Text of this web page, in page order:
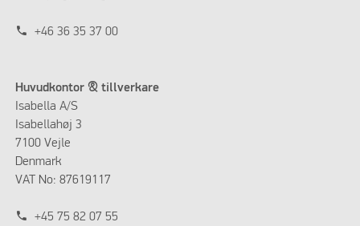
KÖK BASIC PLUS
phone +46 36 35 37 00
Huvudkontor & tillverkare
Isabella A/S
Isabellahøj 3
7100 Vejle
Denmark
VAT No: 87619117
phone +45 75 82 07 55